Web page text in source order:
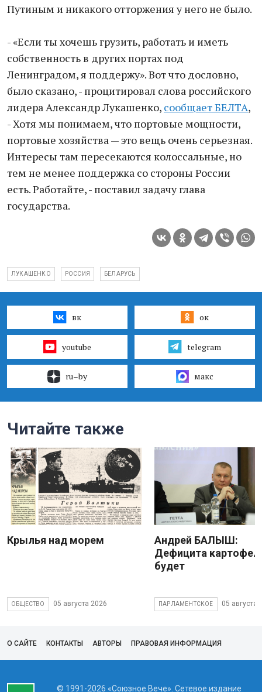
Путиным и никакого отторжения у него не было.
- «Если ты хочешь грузить, работать и иметь
собственность в других портах под
Ленинградом, я поддержу». Вот что дословно,
было сказано, - процитировал слова российского
лидера Александр Лукашенко, сообщает БЕЛТА,
- Хотя мы понимаем, что портовые мощности,
портовые хозяйства — это вещь очень серьезная.
Интересы там пересекаются колоссальные, но
тем не менее поддержка со стороны России
есть. Работайте, - поставил задачу глава
государства.
ЛУКАШЕНКО РОССИЯ БЕЛАРУСЬ
вк ок
youtube telegram
ru–by макс
Читайте также
Крылья над морем
ОБЩЕСТВО 05 августа 2026
Андрей БАЛЫШ:
Дефицита
будет
ПАРЛАМЕНТСКОЕ 05 августа
О САЙТЕ КОНТАКТЫ АВТОРЫ ПРАВОВАЯ ИНФОРМАЦИЯ
© 1991-2026 «Союзное Вече». Сетевое издание